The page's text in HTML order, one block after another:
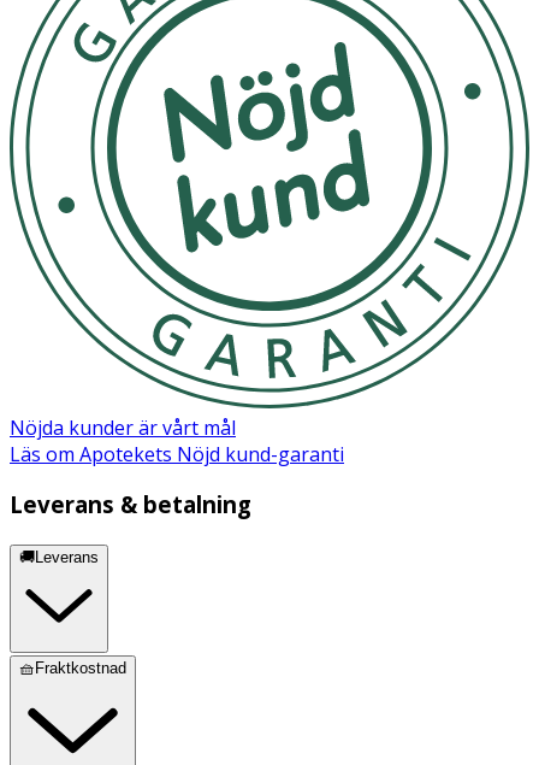
Nöjda kunder är vårt mål
Läs om Apotekets Nöjd kund-garanti
Leverans & betalning
🚚Leverans
🧺Fraktkostnad